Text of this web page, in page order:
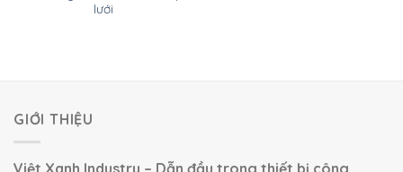
lưới
GIỚI THIỆU
Việt Xanh Industry – Dẫn đầu trong thiết bị công